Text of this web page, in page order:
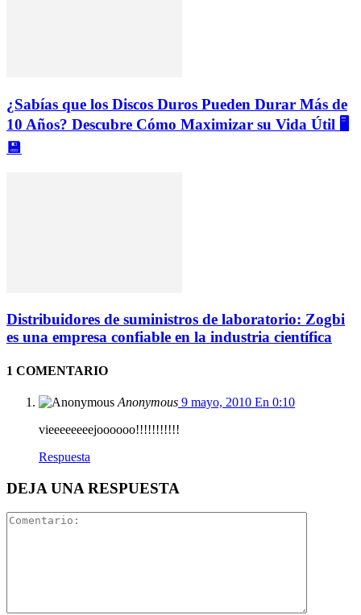
¿Sabías que los Discos Duros Pueden Durar Más de
10 Años? Descubre Cómo Maximizar su Vida Útil 🖥️
💾
Distribuidores de suministros de laboratorio: Zogbi
es una empresa confiable en la industria científica
1 COMENTARIO
Anonymous 9 mayo, 2010 En 0:10
vieeeeeeeejoooooo!!!!!!!!!!!
Respuesta
DEJA UNA RESPUESTA